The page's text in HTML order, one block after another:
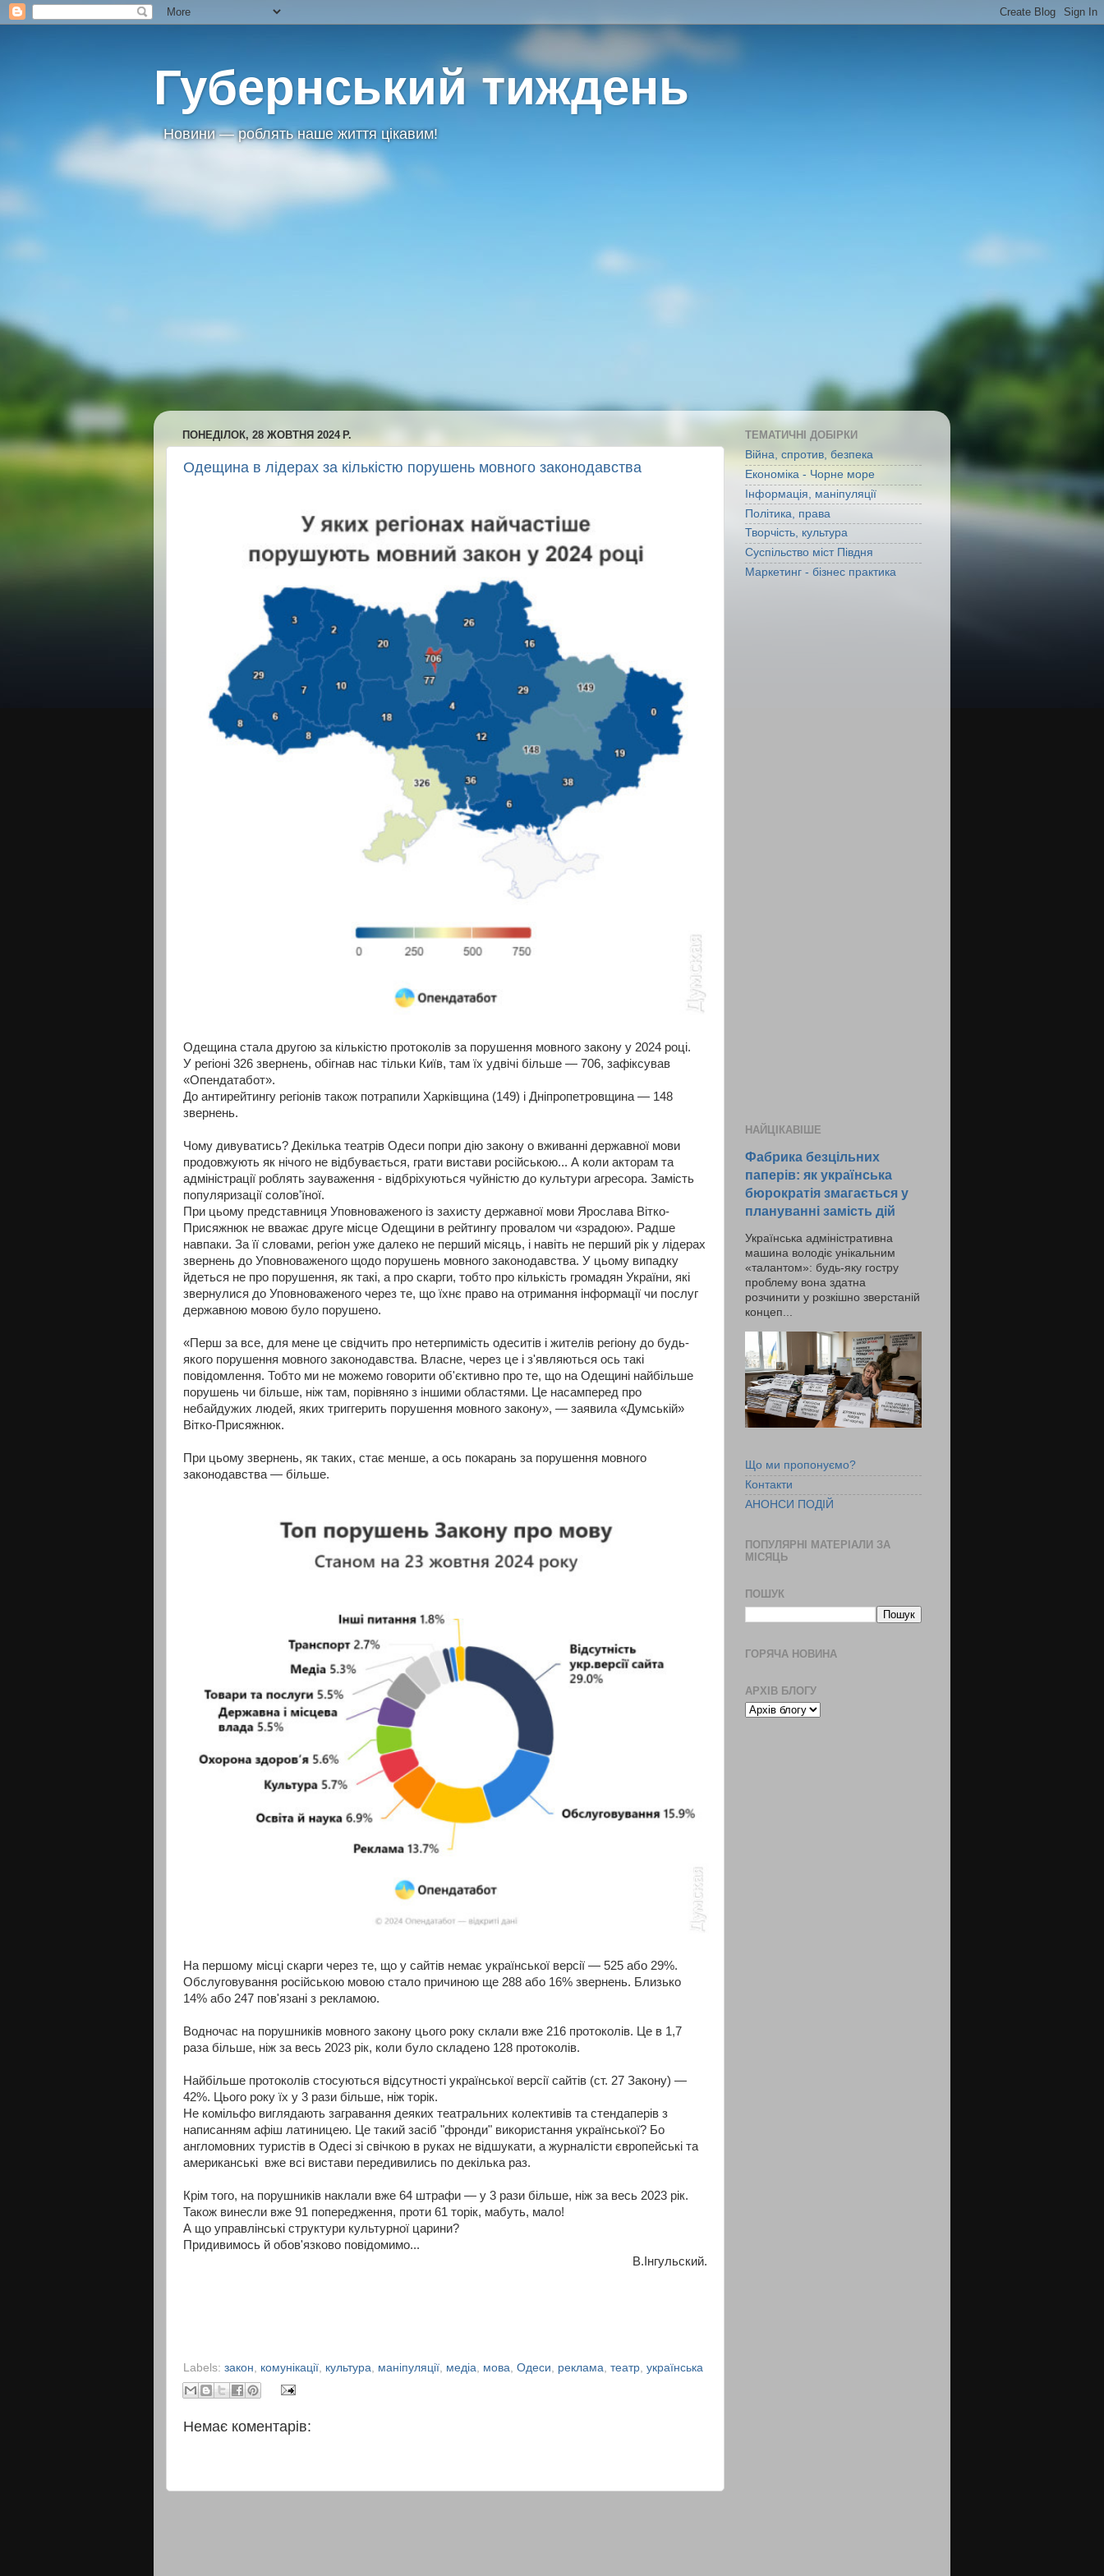
Губернський тиждень
Новини — роблять наше життя цікавим!
ПОНЕДІЛОК, 28 ЖОВТНЯ 2024 Р.
Одещина в лідерах за кількістю порушень мовного законодавства
Одещина стала другою за кількістю протоколів за порушення мовного закону у 2024 році.
У регіоні 326 звернень, обігнав нас тільки Київ, там їх удвічі більше — 706, зафіксував
«Опендатабот».
До антирейтингу регіонів також потрапили Харківщина (149) і Дніпропетровщина — 148
звернень.
Чому дивуватись? Декілька театрів Одеси попри дію закону о вживанні державної мови
продовжують як нічого не відбувається, грати вистави російською... А коли акторам та
адміністрації роблять зауваження - відбріхуються чуйністю до культури агресора. Замість
популяризації солов'їної.
При цьому представниця Уповноваженого із захисту державної мови Ярослава Вітко-
Присяжнюк не вважає друге місце Одещини в рейтингу провалом чи «зрадою». Радше
навпаки. За її словами, регіон уже далеко не перший місяць, і навіть не перший рік у лідерах
звернень до Уповноваженого щодо порушень мовного законодавства. У цьому випадку
йдеться не про порушення, як такі, а про скарги, тобто про кількість громадян України, які
звернулися до Уповноваженого через те, що їхнє право на отримання інформації чи послуг
державною мовою було порушено.
«Перш за все, для мене це свідчить про нетерпимість одеситів і жителів регіону до будь-
якого порушення мовного законодавства. Власне, через це і з'являються ось такі
повідомлення. Тобто ми не можемо говорити об'єктивно про те, що на Одещині найбільше
порушень чи більше, ніж там, порівняно з іншими областями. Це насамперед про
небайдужих людей, яких триггерить порушення мовного закону», — заявила «Думській»
Вітко-Присяжнюк.
При цьому звернень, як таких, стає менше, а ось покарань за порушення мовного
законодавства — більше.
На першому місці скарги через те, що у сайтів немає української версії — 525 або 29%.
Обслуговування російською мовою стало причиною ще 288 або 16% звернень. Близько
14% або 247 пов'язані з рекламою.
Водночас на порушників мовного закону цього року склали вже 216 протоколів. Це в 1,7
раза більше, ніж за весь 2023 рік, коли було складено 128 протоколів.
Найбільше протоколів стосуються відсутності української версії сайтів (ст. 27 Закону) —
42%. Цього року їх у 3 рази більше, ніж торік.
Не комільфо виглядають загравання деяких театральних колективів та стендаперів з
написанням афіш латиницею. Це такий засіб "фронди" використання української? Бо
англомовних туристів в Одесі зі свічкою в руках не відшукати, а журналісти європейські та
американські вже всі вистави передивились по декілька раз.
Крім того, на порушників наклали вже 64 штрафи — у 3 рази більше, ніж за весь 2023 рік.
Також винесли вже 91 попередження, проти 61 торік, мабуть, мало!
А що управлінські структури культурної царини?
Придивимось й обов'язково повідомимо...
В.Інгульский.
Labels: закон, комунікації, культура, маніпуляції, медіа, мова, Одеси, реклама, театр, українська
Немає коментарів:
ТЕМАТИЧНІ ДОБІРКИ
Війна, спротив, безпека
Економіка - Чорне море
Інформація, маніпуляції
Політика, права
Творчість, культура
Суспільство міст Півдня
Маркетинг - бізнес практика
НАЙЦІКАВІШЕ
Фабрика безцільних
паперів: як українська
бюрократія змагається у
плануванні замість дій
Українська адміністративна
машина володіє унікальним
«талантом»: будь-яку гостру
проблему вона здатна
розчинити у розкішно зверстаній
концеп...
Що ми пропонуємо?
Контакти
АНОНСИ ПОДІЙ
ПОПУЛЯРНІ МАТЕРІАЛИ ЗА
МІСЯЦЬ
ПОШУК
ГОРЯЧА НОВИНА
АРХІВ БЛОГУ